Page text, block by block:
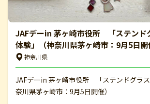
JAFデーin 茅ヶ崎市役所 「ステンド
体験」（神奈川県茅ヶ崎市：9月5日開
神奈川県
JAFデーin 茅ヶ崎市役所 「ステンドグラ
奈川県茅ヶ崎市：9月5日開催）